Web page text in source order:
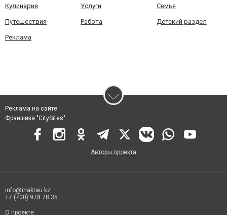
Кулинария Услуги Семья
Путешествия Работа Детский раздел
Реклама
Реклама на сайте
Франшиза "CitySites"
Авторы проекта
info@inaktau.kz
+7 (700) 978 78 35
О проекте